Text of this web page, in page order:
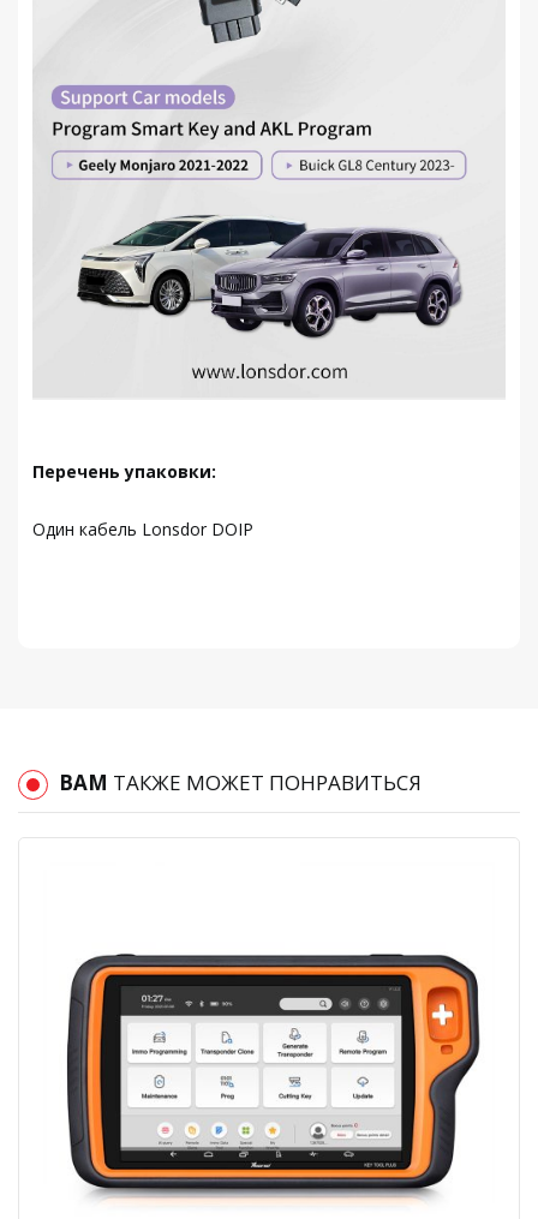
Перечень упаковки:
Один кабель Lonsdor DOIP
ВАМ ТАКЖЕ МОЖЕТ ПОНРАВИТЬСЯ